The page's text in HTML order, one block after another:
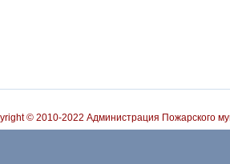
© 2010-2022 Администрация Пожарского